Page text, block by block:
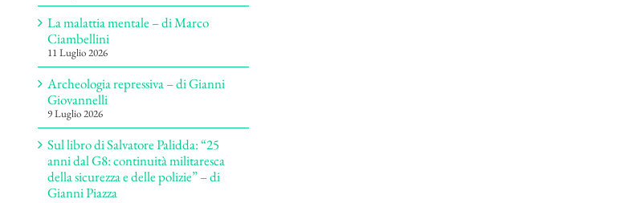
La malattia mentale – di Marco
Ciambellini
11 Luglio 2026
Archeologia repressiva – di Gianni
Giovannelli
9 Luglio 2026
Sul libro di Salvatore Palidda: “25
anni dal G8: continuità militaresca
della sicurezza e delle polizie” – di
Gianni Piazza